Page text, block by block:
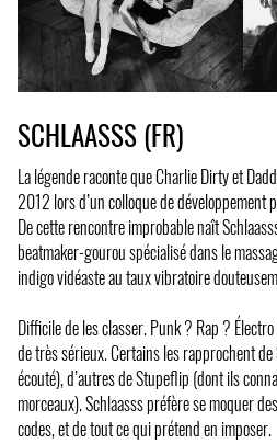
SCHLAASSS (FR)
La légende raconte que Charlie Dirty et
2012 lors d’un colloque de développement
De cette rencontre improbable naît
beatmaker-gourou spécialisé dans le
indigo vidéaste au taux vibratoire
Difficile de les classer. Punk ? Rap ?
de très sérieux. Certains les rapprochent de
écouté), d’autres de Stupeflip (dont ils
morceaux). Schlaasss préfère se moquer
codes, et de tout ce qui prétend en imposer.